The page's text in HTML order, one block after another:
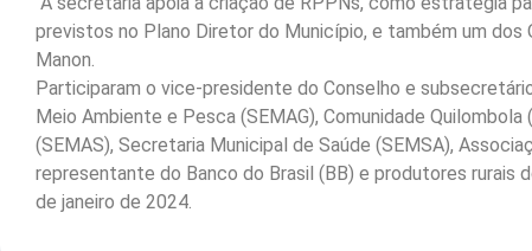
previstos no Plano Diretor do Município, e também um
Manon.
Participaram o vice-presidente do Conselho e
Meio Ambiente e Pesca (SEMAG), Comunidade
(SEMAS), Secretaria Municipal de Saúde (SEMSA),
representante do Banco do Brasil (BB) e produtores rurais
de janeiro de 2024.